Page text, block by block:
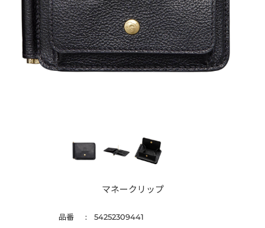
マネークリップ
品番
54252309441